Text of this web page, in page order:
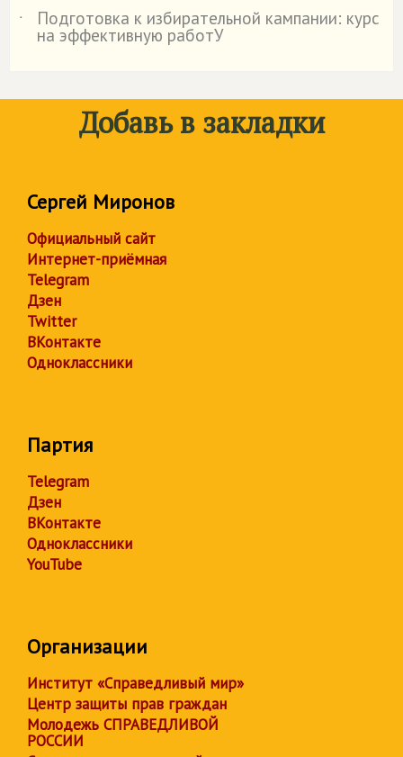
˙
Подготовка к избирательной кампании: курс
на эффективную работУ
Добавь в закладки
Сергей Миронов
Официальный сайт
Интернет-приёмная
Telegram
Дзен
Twitter
ВКонтакте
Одноклассники
Партия
Telegram
Дзен
ВКонтакте
Одноклассники
YouTube
Организации
Институт «Справедливый мир»
Центр защиты прав граждан
Молодежь СПРАВЕДЛИВОЙ
РОССИИ